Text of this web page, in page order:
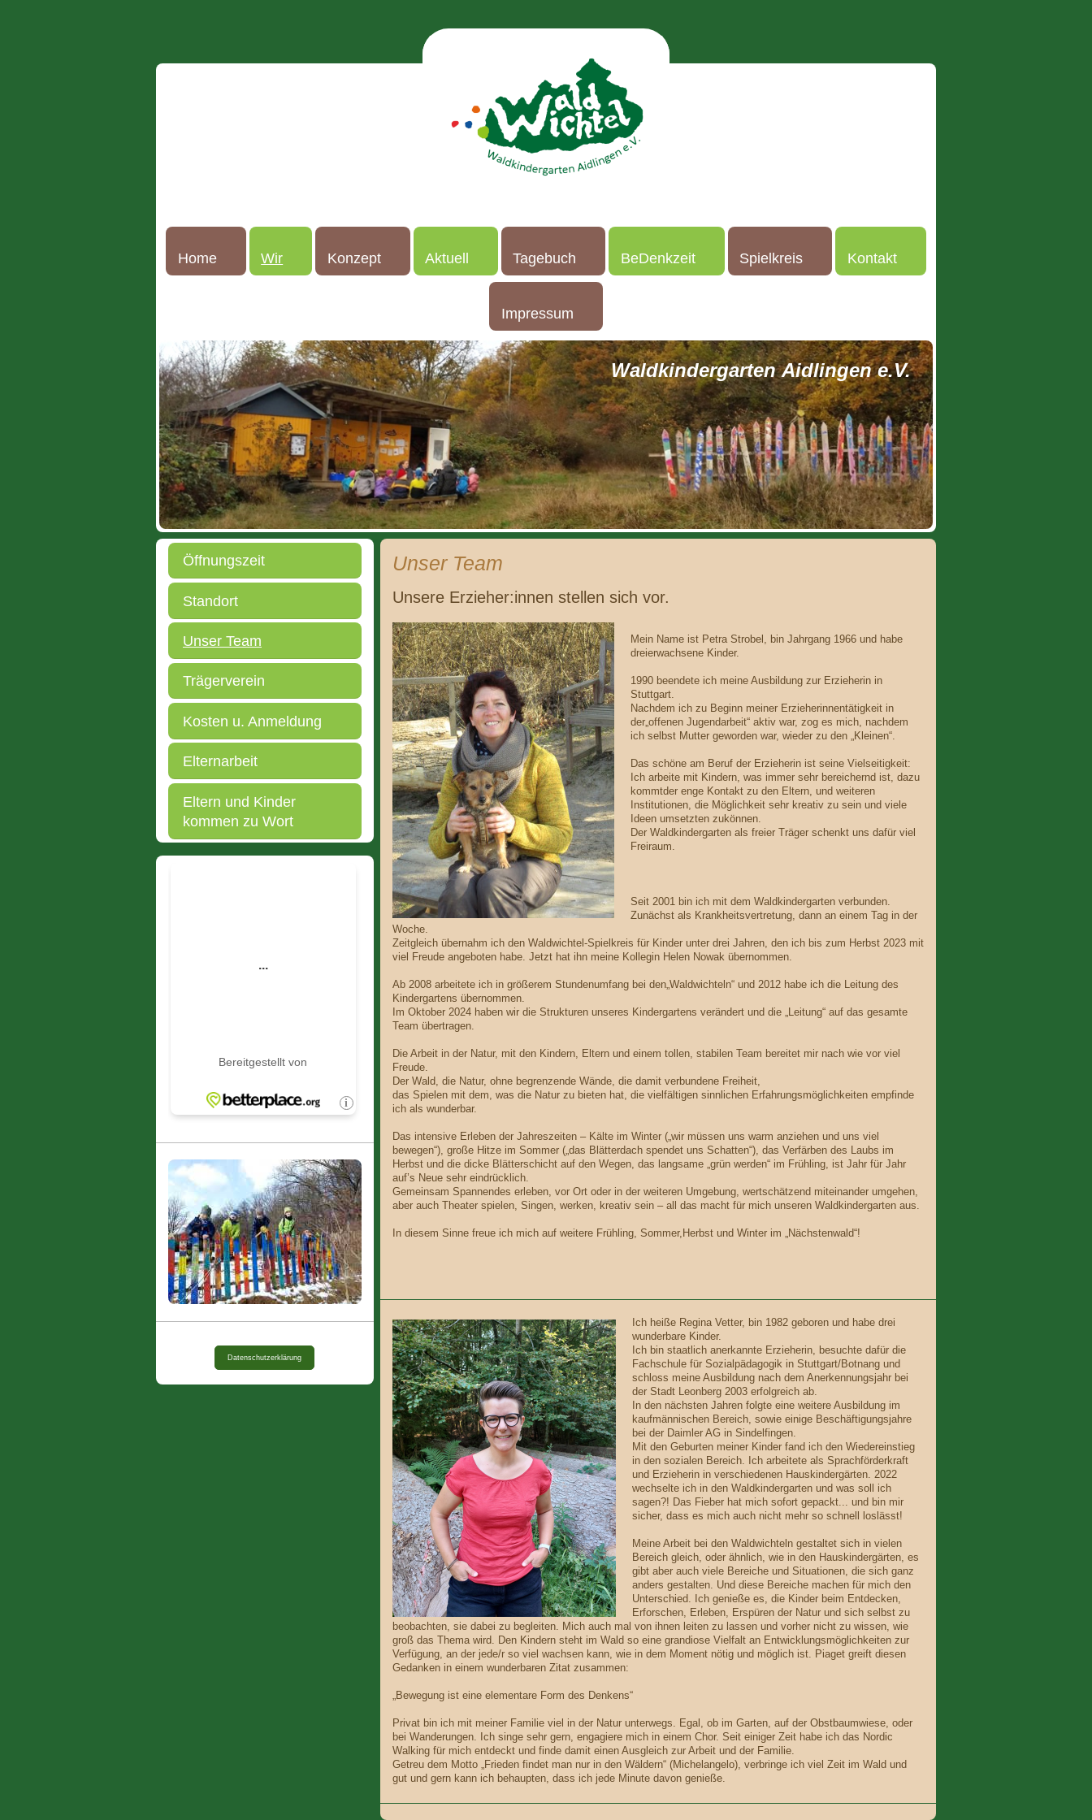
Home Wir Konzept Aktuell Tagebuch BeDenkzeit Spielkreis Kontakt
Impressum
Waldkindergarten Aidlingen e.V.
Unser Team
Unsere Erzieher:innen stellen sich vor.
Mein Name ist Petra Strobel, bin Jahrgang 1966 und habe
dreierwachsene Kinder.
1990 beendete ich meine Ausbildung zur Erzieherin in
Stuttgart.
Nachdem ich zu Beginn meiner Erzieherinnentätigkeit in
der„offenen Jugendarbeit“ aktiv war, zog es mich, nachdem
ich selbst Mutter geworden war, wieder zu den „Kleinen“.
Das schöne am Beruf der Erzieherin ist seine Vielseitigkeit:
Ich arbeite mit Kindern, was immer sehr bereichernd ist, dazu
kommtder enge Kontakt zu den Eltern, und weiteren
Institutionen, die Möglichkeit sehr kreativ zu sein und viele
Ideen umsetzten zukönnen.
Der Waldkindergarten als freier Träger schenkt uns dafür viel
Freiraum.
Seit 2001 bin ich mit dem Waldkindergarten verbunden.
Zunächst als Krankheitsvertretung, dann an einem Tag in der
Woche.
Zeitgleich übernahm ich den Waldwichtel-Spielkreis für Kinder unter drei Jahren, den ich bis zum Herbst 2023 mit
viel Freude angeboten habe. Jetzt hat ihn meine Kollegin Helen Nowak übernommen.
Ab 2008 arbeitete ich in größerem Stundenumfang bei den„Waldwichteln“ und 2012 habe ich die Leitung des
Kindergartens übernommen.
Im Oktober 2024 haben wir die Strukturen unseres Kindergartens verändert und die „Leitung“ auf das gesamte
Team übertragen.
Die Arbeit in der Natur, mit den Kindern, Eltern und einem tollen, stabilen Team bereitet mir nach wie vor viel
Freude.
Der Wald, die Natur, ohne begrenzende Wände, die damit verbundene Freiheit,
das Spielen mit dem, was die Natur zu bieten hat, die vielfältigen sinnlichen Erfahrungsmöglichkeiten empfinde
ich als wunderbar.
Das intensive Erleben der Jahreszeiten – Kälte im Winter („wir müssen uns warm anziehen und uns viel
bewegen“), große Hitze im Sommer („das Blätterdach spendet uns Schatten“), das Verfärben des Laubs im
Herbst und die dicke Blätterschicht auf den Wegen, das langsame „grün werden“ im Frühling, ist Jahr für Jahr
auf’s Neue sehr eindrücklich.
Gemeinsam Spannendes erleben, vor Ort oder in der weiteren Umgebung, wertschätzend miteinander umgehen,
aber auch Theater spielen, Singen, werken, kreativ sein – all das macht für mich unseren Waldkindergarten aus.
In diesem Sinne freue ich mich auf weitere Frühling, Sommer,Herbst und Winter im „Nächstenwald“!
Ich heiße Regina Vetter, bin 1982 geboren und habe drei
wunderbare Kinder.
Ich bin staatlich anerkannte Erzieherin, besuchte dafür die
Fachschule für Sozialpädagogik in Stuttgart/Botnang und
schloss meine Ausbildung nach dem Anerkennungsjahr bei
der Stadt Leonberg 2003 erfolgreich ab.
In den nächsten Jahren folgte eine weitere Ausbildung im
kaufmännischen Bereich, sowie einige Beschäftigungsjahre
bei der Daimler AG in Sindelfingen.
Mit den Geburten meiner Kinder fand ich den Wiedereinstieg
in den sozialen Bereich. Ich arbeitete als Sprachförderkraft
und Erzieherin in verschiedenen Hauskindergärten. 2022
wechselte ich in den Waldkindergarten und was soll ich
sagen?! Das Fieber hat mich sofort gepackt... und bin mir
sicher, dass es mich auch nicht mehr so schnell loslässt!
Meine Arbeit bei den Waldwichteln gestaltet sich in vielen
Bereich gleich, oder ähnlich, wie in den Hauskindergärten, es
gibt aber auch viele Bereiche und Situationen, die sich ganz
anders gestalten. Und diese Bereiche machen für mich den
Unterschied. Ich genieße es, die Kinder beim Entdecken,
Erforschen, Erleben, Erspüren der Natur und sich selbst zu
beobachten, sie dabei zu begleiten. Mich auch mal von ihnen leiten zu lassen und vorher nicht zu wissen, wie
groß das Thema wird. Den Kindern steht im Wald so eine grandiose Vielfalt an Entwicklungsmöglichkeiten zur
Verfügung, an der jede/r so viel wachsen kann, wie in dem Moment nötig und möglich ist. Piaget greift diesen
Gedanken in einem wunderbaren Zitat zusammen:
„Bewegung ist eine elementare Form des Denkens“
Privat bin ich mit meiner Familie viel in der Natur unterwegs. Egal, ob im Garten, auf der Obstbaumwiese, oder
bei Wanderungen. Ich singe sehr gern, engagiere mich in einem Chor. Seit einiger Zeit habe ich das Nordic
Walking für mich entdeckt und finde damit einen Ausgleich zur Arbeit und der Familie.
Getreu dem Motto „Frieden findet man nur in den Wäldern“ (Michelangelo), verbringe ich viel Zeit im Wald und
gut und gern kann ich behaupten, dass ich jede Minute davon genieße.
Öffnungszeit
Standort
Unser Team
Trägerverein
Kosten u. Anmeldung
Elternarbeit
Eltern und Kinder
kommen zu Wort
Datenschutzerklärung